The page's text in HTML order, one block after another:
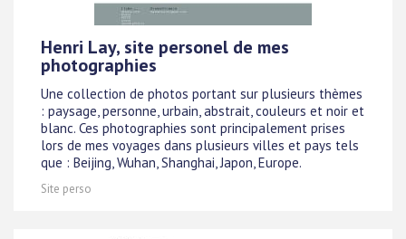
Henri Lay, site personel de mes
photographies
Une collection de photos portant sur plusieurs thèmes
: paysage, personne, urbain, abstrait, couleurs et noir et
blanc. Ces photographies sont principalement prises
lors de mes voyages dans plusieurs villes et pays tels
que : Beijing, Wuhan, Shanghai, Japon, Europe.
Site perso